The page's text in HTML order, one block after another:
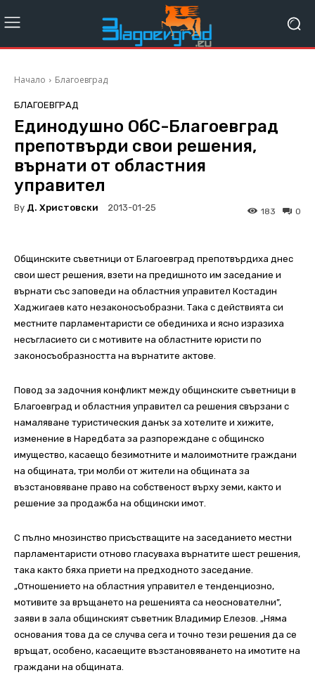
Начало Благоевград
БЛАГОЕВГРАД
Единодушно ОбС-Благоевград
препотвърди свои решения,
върнати от областния
управител
By Д. Христовски 2013-01-25 0
183
Общинските съветници от Благоевград препотвърдиха днес
свои шест решения, взети на предишното им заседание и
върнати със заповеди на областния управител Костадин
Хаджигаев като незаконосъобразни. Така с действията си
местните парламентаристи се обединиха и ясно изразиха
несъгласието си с мотивите на областните юристи по
законосъобразността на върнатите актове.
Повод за задочния конфликт между общинските съветници в
Благоевград и областния управител са решения свързани с
намаляване туристическия данък за хотелите и хижите,
изменение в Наредбата за разпореждане с общинско
имущество, касаещо безимотните и малоимотните граждани
на общината, три молби от жители на общината за
възстановяване право на собственост върху земи, както и
решение за продажба на общински имот.
С пълно мнозинство присъстващите на заседанието местни
парламентаристи отново гласуваха върнатите шест решения,
така както бяха приети на предходното заседание.
„Отношението на областния управител е тенденциозно,
мотивите за връщането на решенията са неоснователни”,
заяви в зала общинският съветник Владимир Елезов. „Няма
основания това да се случва сега и точно тези решения да се
връщат, особено, касаещите възстановяването на имотите на
граждани на общината.